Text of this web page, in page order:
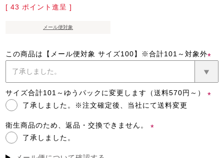
[ 43 ポイント進呈 ]
メール便対象
この商品は【メール便対象 サイズ100】※合計101～対象外
(必
須)
サイズ合計101～ゆうパックに変更します（送料570円～）
了承しました。※注文確定後、当社にて送料変更
衛生商品のため、返品・交換できません。
了承しました。